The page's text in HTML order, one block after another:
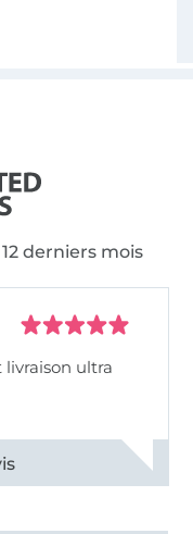
derniers mois
livraison ultra